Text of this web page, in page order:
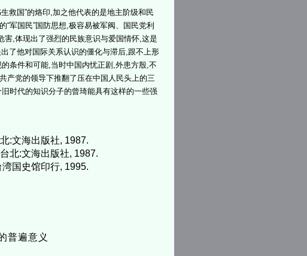
救国”的烙印,加之他代表的是地主阶级和民
军国民”国防思想,极容易被军阀、国民党利
,体现出了强烈的民族意识与爱国情怀,这是
了他对国际关系认识的僵化与滞后,跟不上形
条件和可能,当时中国内忧正剧,外患方殷,不
产党的领导下推翻了压在中国人民头上的三
时代的知识分子的曾琦能具有这样的一些强
:文海出版社, 1987.
北:文海出版社, 1987.
国史馆印行, 1995.
普遍意义